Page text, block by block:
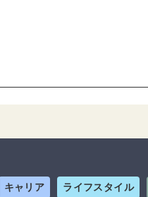
キャリア ライフスタイル